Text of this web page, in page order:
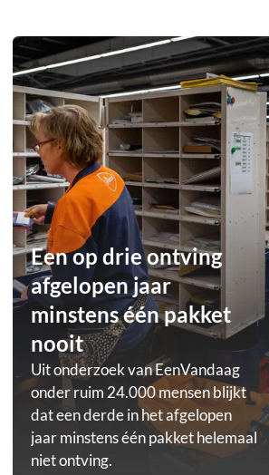
Een op drie ontving
afgelopen jaar
minstens één pakket
nooit
Uit onderzoek van EenVandaag
onder ruim 24.000 mensen blijkt
dat een derde in het afgelopen
jaar minstens één pakket helemaal
niet ontving.